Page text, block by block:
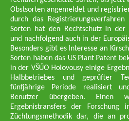
Obstsorten angemeldet und
durch das
Sorten hat den Rechtschutz in der
und nachfolgend auch in der
Besonders gibt es Interesse an
Sorten haben das US Plant Patent
in der VŠÚO Holovousy einige
Halbbetriebes und geprüfter
fünfjährige Periode realisiert
Benutzer übergeben. Einen
Ergebnistransfers der
Züchtungsmethodik dar, die an